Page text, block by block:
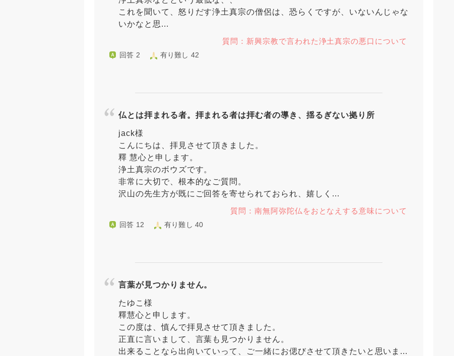
これを聞いて、怒りだす浄土真宗の僧侶は、恐らくですが、いないんじゃな
いかなと思...
質問：新興宗教で言われた浄土真宗の悪口について
回答 2 有り難し 42
仏とは拝まれる者。拝まれる者は拝む者の導き、揺るぎない拠り所
jack様
こんにちは、拝見させて頂きました。
釋 慧心と申します。
浄土真宗のボウズです。
非常に大切で、根本的なご質問。
沢山の先生方が既にご回答を寄せられておられ、嬉しく...
質問：南無阿弥陀仏をおとなえする意味について
回答 12 有り難し 40
言葉が見つかりません。
たゆこ様
釋慧心と申します。
この度は、慎んで拝見させて頂きました。
正直に言いまして、言葉も見つかりません。
出来ることなら出向いていって、ご一緒にお偲びさせて頂きたいと思いま...